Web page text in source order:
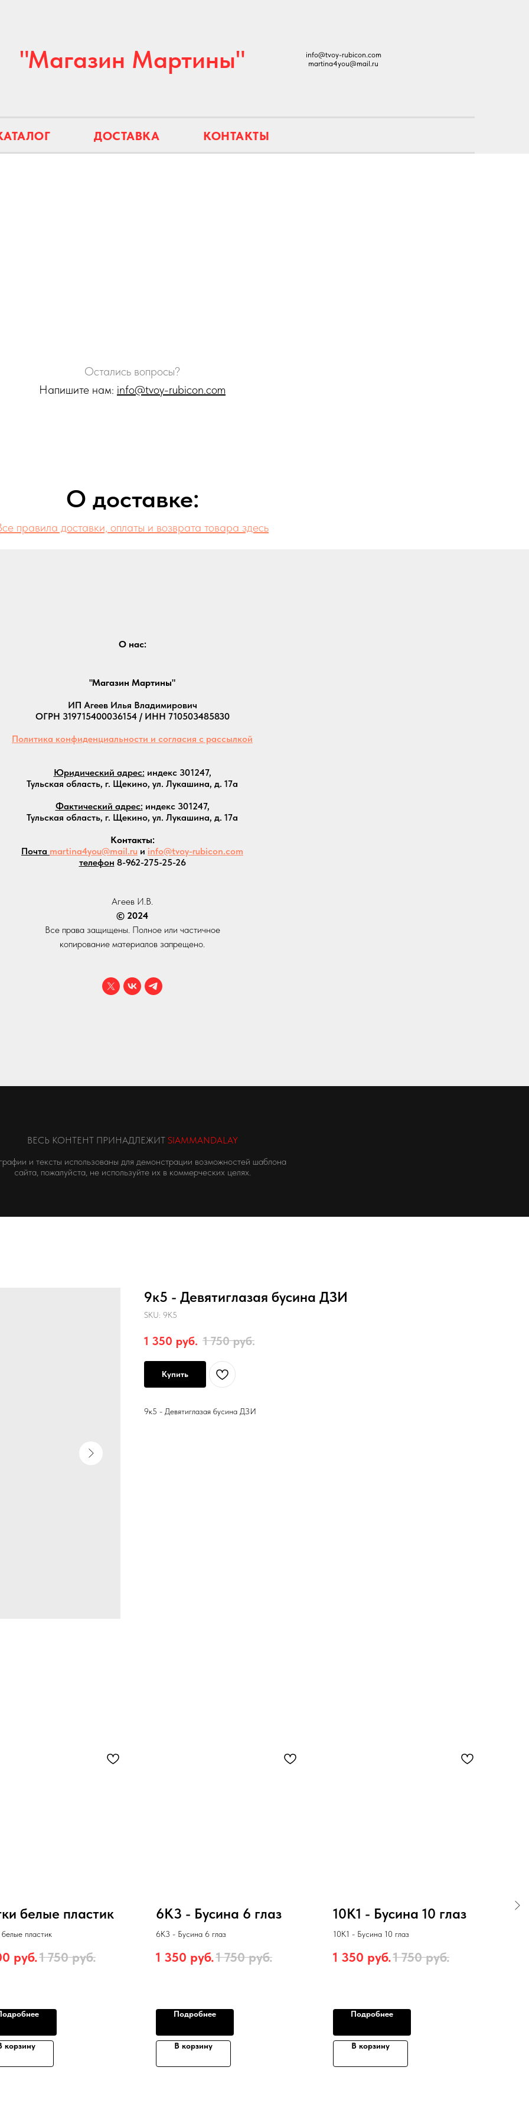
"Магазин Мартины"
info@tvoy-rubicon.com
martina4you@mail.ru
ДОСТАВКА КОНТАКТЫ
Остались вопросы?
Напишите нам: info@tvoy-rubicon.com
О доставке:
правила доставки, оплаты и возврата товара здесь
О нас:
"Магазин Мартины"
ИП Агеев Илья Владимирович
ОГРН 319715400036154 / ИНН 710503485830
Политика конфиденциальности и согласия с рассылкой
Юридический адрес: индекс 301247,
Тульская область, г. Щекино, ул. Лукашина, д. 17а
Фактический адрес: индекс 301247,
Тульская область, г. Щекино, ул. Лукашина, д. 17а
Контакты:
Почта martina4you@mail.ru и info@tvoy-rubicon.com
телефон 8-962-275-25-26
Агеев И.В.
© 2024
Все права защищены. Полное или частичное
копирование материалов запрещено.
ВЕСЬ КОНТЕНТ ПРИНАДЛЕЖИТ SIAMMANDALAY
и тексты использованы для демонстрации возможностей шаблона
сайта, пожалуйста, не используйте их в коммерческих целях.
9к5 - Девятиглазая бусина ДЗИ
SKU: 9К5
1 350 руб. 1 750 руб.
Купить
9к5 - Девятиглазая бусина ДЗИ
белые пластик
пластик
руб.1 750 руб.
корзину
6К3 - Бусина 6 глаз
6К3 - Бусина 6 глаз
1 350 руб.1 750 руб.
Подробнее
В корзину
10К1 - Бусина 10 глаз
10К1 - Бусина 10 глаз
1 350 руб.1 750 руб.
Подробнее
В корзину